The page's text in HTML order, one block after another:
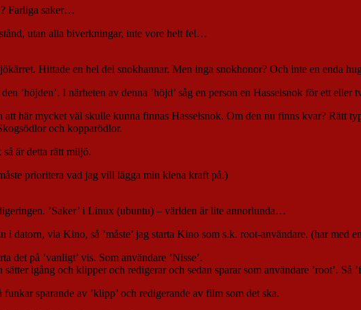
Farliga saker…
utan alla biverkningar, inte vore helt fel…
Hittade en hel del snokhannar. Men inga snokhonor? Och inte en enda
’höjden’. I närheten av denna ’höjd’ såg en person en Hasselsnok för ett eller
här mycket väl skulle kunna finnas Hasselsnok. Om den nu finns kvar? Rätt
och kopparödlor.
är detta rätt miljö.
prioritera vad jag vill lägga min klena kraft på.)
’Saker’ i Linux (ubuntu) – världen är lite annorlunda…
datorn, via Kino, så ’måste’ jag starta Kino som s.k. root-användare. (har med
det på ’vanligt’ vis. Som användare ’Nisse’.
igång och klipper och redigerar och sedan sparar som användare ’root’.
sparande av ’klipp’ och redigerande av film som det ska.